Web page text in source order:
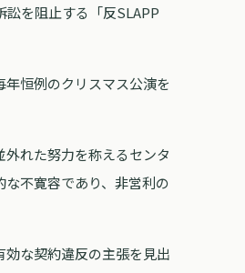
を阻止する「反SLAPP
恒例のクリスマス公演を
れた努力を称えるセンタ
不寛容であり、非営利の
な契約違反の主張を見出